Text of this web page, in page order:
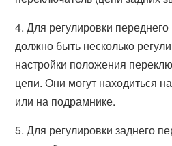
4. Для регулировки
должно быть несколько
настройки положения
цепи. Они могут находиться
или на подрамнике.
5. Для регулировки заднего